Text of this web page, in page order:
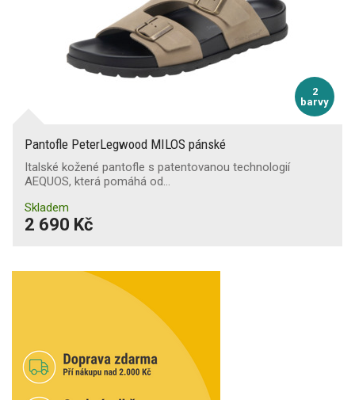
2
barvy
Pantofle PeterLegwood MILOS pánské
Italské kožené pantofle s patentovanou technologií
AEQUOS, která pomáhá od…
Skladem
2 690 Kč